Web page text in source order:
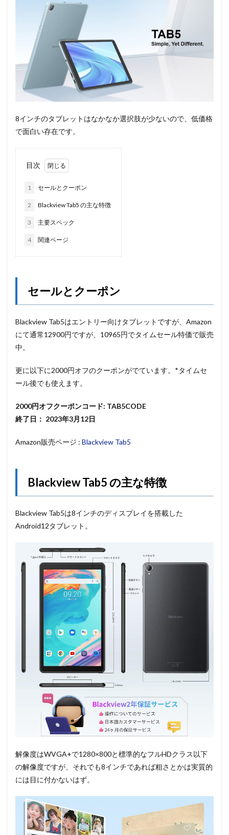
8インチのタブレットはなかなか選択肢が少ないので、低価格
で面白い存在です。
目次
1 セールとクーポン
2 Blackview Tab5 の主な特徴
3 主要スペック
4 関連ページ
セールとクーポン
Blackview Tab5はエントリー向けタブレットですが、Amazon
にて通常12900円ですが、10965円でタイムセール特価で販売
中。
更に以下に2000円オフのクーポンがでています。*タイムセ
ール後でも使えます。
2000円オフクーポンコード: TAB5CODE
終了日： 2023年3月12日
Amazon販売ページ : Blackview Tab5
Blackview Tab5 の主な特徴
Blackview Tab5は8インチのディスプレイを搭載した
Android12タブレット。
解像度はWVGA+で1280×800と標準的なフルHDクラス以下
の解像度ですが、それでも8インチであれば粗さとかは実質的
には目に付かないはず。